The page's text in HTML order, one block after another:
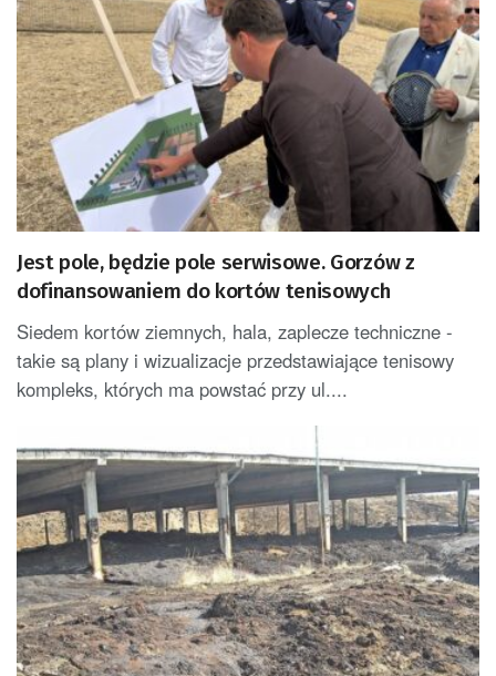
Jest pole, będzie pole serwisowe. Gorzów z
dofinansowaniem do kortów tenisowych
Siedem kortów ziemnych, hala, zaplecze techniczne -
takie są plany i wizualizacje przedstawiające tenisowy
kompleks, których ma powstać przy ul....